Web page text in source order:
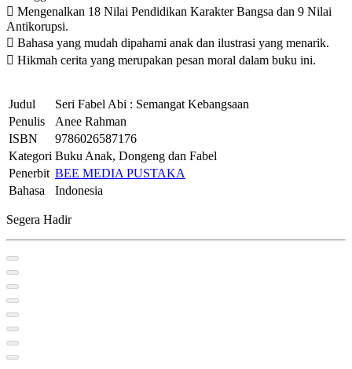
 Mengenalkan 18 Nilai Pendidikan Karakter Bangsa dan 9 Nilai
Antikorupsi.
 Bahasa yang mudah dipahami anak dan ilustrasi yang menarik.
 Hikmah cerita yang merupakan pesan moral dalam buku ini.
Judul
Seri Fabel Abi : Semangat Kebangsaan
Penulis
Anee Rahman
ISBN
9786026587176
Kategori Buku Anak, Dongeng dan Fabel
Penerbit BEE MEDIA PUSTAKA
Bahasa
Indonesia
Segera Hadir